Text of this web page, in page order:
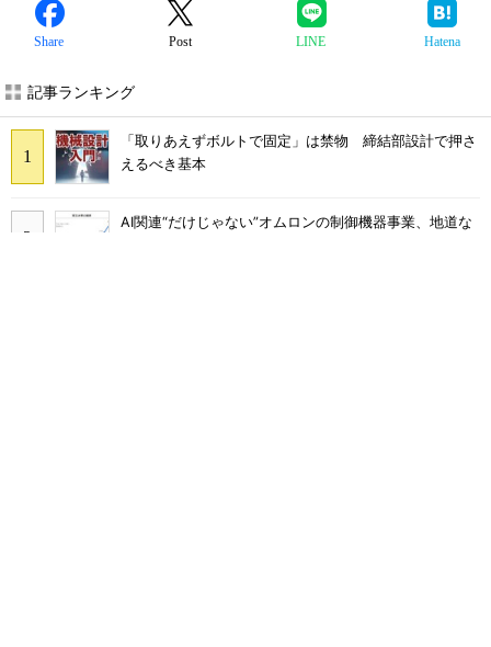
Share Post LINE Hatena
記事ランキング
「取りあえずボルトで固定」は禁物 締結部設計で押さ
えるべき基本
AI関連“だけじゃない”オムロンの制御機器事業、地道な